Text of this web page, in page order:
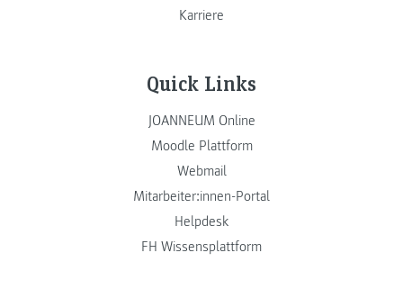
Karriere
Quick Links
JOANNEUM Online
Moodle Plattform
Webmail
Mitarbeiter:innen-Portal
Helpdesk
FH Wissensplattform